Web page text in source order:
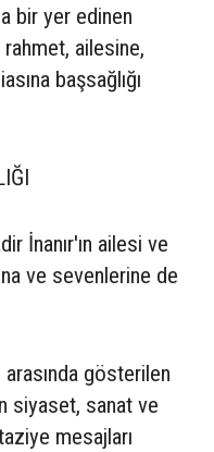
bir yer edinen
rahmet, ailesine,
başsağlığı
İnanır'ın ailesi ve
ve sevenlerine de
gösterilen
siyaset, sanat ve
mesajları